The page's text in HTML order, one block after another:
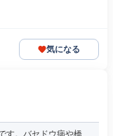
気になる
す。バセドウ病や橋